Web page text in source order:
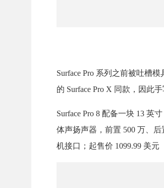
Surface Pro 系列之前被吐槽
的 Surface Pro X 同款，因此
Surface Pro 8 配备一块 13 英
体声扬声器，前置 500 万、后
机接口；起售价 1099.99 美元